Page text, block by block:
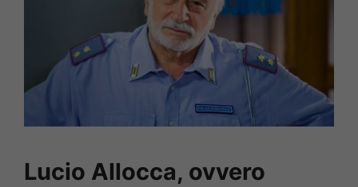
Lucio Allocca, ovvero